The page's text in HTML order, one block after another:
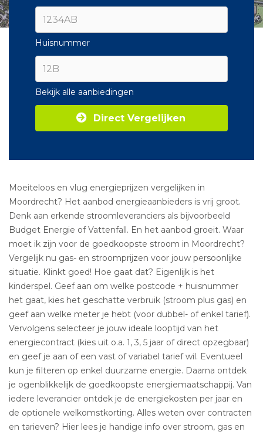
Huisnummer
Bekijk alle aanbiedingen
Direct Vergelijken
Moeiteloos en vlug energieprijzen vergelijken in
Moordrecht? Het aanbod energieaanbieders is vrij groot.
Denk aan erkende stroomleveranciers als bijvoorbeeld
Budget Energie of Vattenfall. En het aanbod groeit. Waar
moet ik zijn voor de goedkoopste stroom in Moordrecht?
Vergelijk nu gas- en stroomprijzen voor jouw persoonlijke
situatie. Klinkt goed! Hoe gaat dat? Eigenlijk is het
kinderspel. Geef aan om welke postcode + huisnummer
het gaat, kies het geschatte verbruik (stroom plus gas) en
geef aan welke meter je hebt (voor dubbel- of enkel tarief).
Vervolgens selecteer je jouw ideale looptijd van het
energiecontract (kies uit o.a. 1, 3, 5 jaar of direct opzegbaar)
en geef je aan of een vast of variabel tarief wil. Eventueel
kun je filteren op enkel duurzame energie. Daarna ontdek
je ogenblikkelijk de goedkoopste energiemaatschappij. Van
iedere leverancier ontdek je de energiekosten per jaar en
de optionele welkomstkorting. Alles weten over contracten
en tarieven? Hier lees je handige info over stroom, gas en